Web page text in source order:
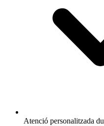
Atenció personalitzada